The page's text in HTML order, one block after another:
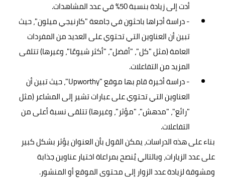
أدت إلى زيادة بنسبة 50% في عدد المشاهدات.
- دراسة أجراها باحثون في جامعة "كارنيجي ميلون"، حيث
تبين أن العناوين التي تحتوي على العديد من المفردات
العامة (مثل "كل"، "أفضل"، "أكثر شيوعًا"، وغيرها) تتلقى
المزيد من التفاعلات.
- دراسة أخيرة قام بها موقع "Upworthy"، حيث تبين أن
العناوين التي تحتوي على عبارات تشير إلى المشاعر (مثل
"رائع"، "مدهش"، "مؤثر"، وغيرها) تتلقى نسبة أعلى من
التفاعلات.
بناء على هذه الدراسات، يمكن القول بأن العنوان يؤثر بشكل كبير
على عدد الزيارات، وبالتالي يُنصح بمراعاة اختيار عناوين جذابة
ومشوقة لزيادة عدد الزوار إلى محتوى الموقع أو المنشور.